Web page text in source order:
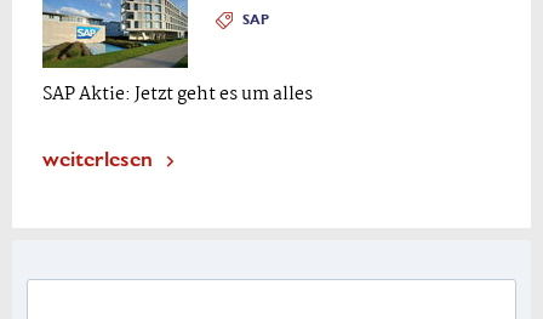
SAP
SAP Aktie: Jetzt geht es um alles
weiterlesen